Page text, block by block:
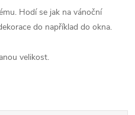
Hodí se jak na vánoční
do například do okna.
velikost.